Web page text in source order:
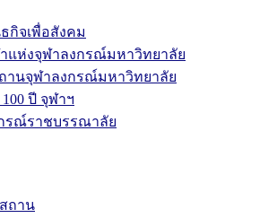
กิจเพื่อสังคม
แห่งจุฬาลงกรณ์มหาวิทยาลัย
านจุฬาลงกรณ์มหาวิทยาลัย
ปี จุฬาฯ
รณ์ราชบรรณาลัย
ถาน